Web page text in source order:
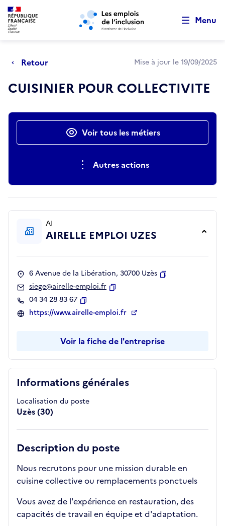
Aller au menu principal Aller au contenu principal
Menu
Retour Mise à jour le 19/09/2025
CUISINIER POUR COLLECTIVITE
Actions rapidesVoir tous les métiers
Autres actions
Informations générales
Localisation du poste
Uzès (30)
Description du poste
Nous recrutons pour une mission durable en
cuisine collective ou remplacements ponctuels
Vous avez de l'expérience en restauration, des
capacités de travail en équipe et d'adaptation.
AI
AIRELLE EMPLOI UZES
6 Avenue de la Libération, 30700 Uzès
siege@airelle-emploi.fr
04 34 28 83 67
Copier
https://www.airelle-emploi.fr
Voir la fiche de l'entreprise
Retour au début de la page
Panneau de gestion des cookies